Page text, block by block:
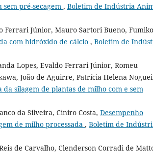
pré-secagem , Boletim de Indústria
Ferrari Júnior, Mauro Sartori Bueno, Fumiko
com hidróxido de cálcio , Boletim de
Lopes, Evaldo Ferrari Júnior, Romeu
João de Aguirre, Patrícia Helena
da silagem de plantas de milho com e sem
da Silveira, Ciniro Costa, Desempenho
de milho processada , Boletim de
de Carvalho, Clenderson Corradi de